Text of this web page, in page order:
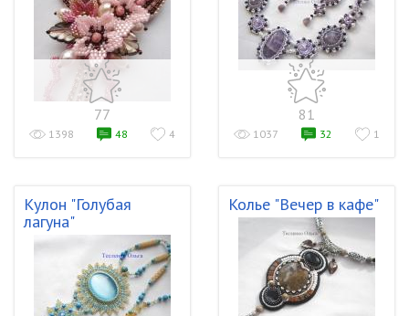
77
1398 48 4
81
1037 32 1
Кулон "Голубая
лагуна"
Колье "Вечер в кафе"